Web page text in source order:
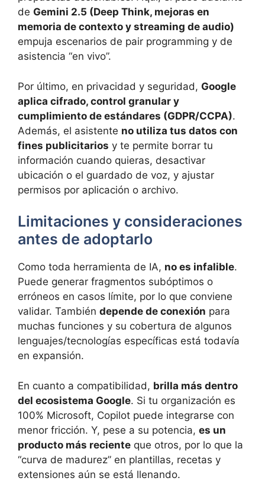
de Gemini 2.5 (Deep Think, mejoras en
memoria de contexto y streaming de audio)
empuja escenarios de pair programming y de
asistencia “en vivo”.
Por último, en privacidad y seguridad, Google
aplica cifrado, control granular y
cumplimiento de estándares (GDPR/CCPA).
Además, el asistente no utiliza tus datos con
fines publicitarios y te permite borrar tu
información cuando quieras, desactivar
ubicación o el guardado de voz, y ajustar
permisos por aplicación o archivo.
Limitaciones y consideraciones
antes de adoptarlo
Como toda herramienta de IA, no es infalible.
Puede generar fragmentos subóptimos o
erróneos en casos límite, por lo que conviene
validar. También depende de conexión para
muchas funciones y su cobertura de algunos
lenguajes/tecnologías específicas está todavía
en expansión.
En cuanto a compatibilidad, brilla más dentro
del ecosistema Google. Si tu organización es
100% Microsoft, Copilot puede integrarse con
menor fricción. Y, pese a su potencia, es un
producto más reciente que otros, por lo que la
“curva de madurez” en plantillas, recetas y
extensiones aún se está llenando.